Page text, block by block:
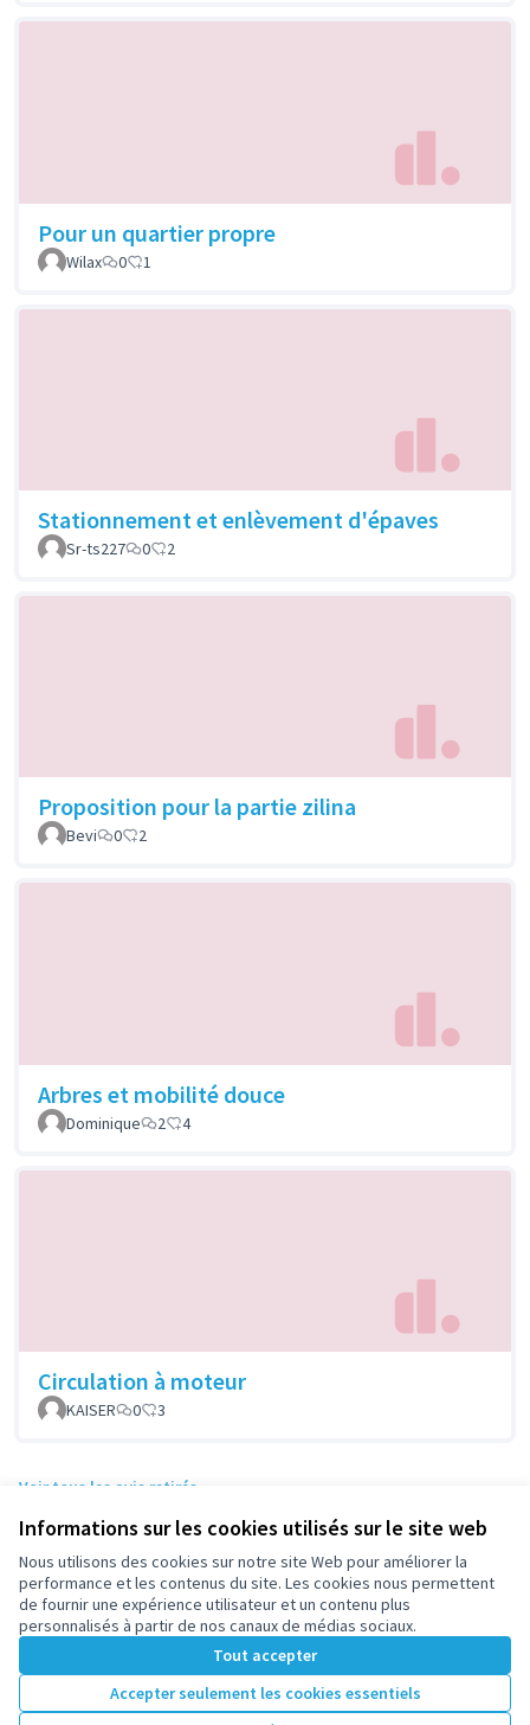
Informations sur les cookies utilisés sur le site web
Nous utilisons des cookies sur notre site Web pour améliorer la
performance et les contenus du site. Les cookies nous permettent
de fournir une expérience utilisateur et un contenu plus
personnalisés à partir de nos canaux de médias sociaux.
Tout accepter
Accepter seulement les cookies essentiels
Pour un quartier propre
Wilax 0 1
Stationnement et enlèvement d'épaves
Sr-ts227 0 2
Proposition pour la partie zilina
Bevi 0 2
Arbres et mobilité douce
Dominique 2 4
Circulation à moteur
KAISER 0 3
Voir tous les avis retirés
Conditions d'utilisation
Paramètres des cookies
participez.nanterre.fr sur X
(Lien externe)
participez.nanterre.fr sur Facebook
participez.nanterre.fr sur Instagram
participez.nanterre.fr sur YouTube
(Lien externe)
participez.nanterre.fr sur GitHub
(Lien externe)
Licence
(Lien